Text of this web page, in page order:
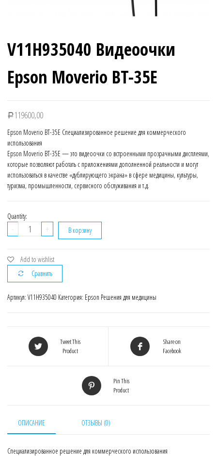
V11H935040 Видеоочки
Epson Moverio BT-35E
Р 119600,00
Epson Moverio BT-35E Специализированное решение для коммерческого
использования
Epson Moverio BT-35E — это видеоочки со встроенными прозрачными дисплеями,
которые позволяют работать с приложениями дополненной реальности и могут
использоваться в качестве «дублирующего экрана» в сфере медицины, культуры,
туризма, промышленности, сервисного обслуживания и т.д.
Quantity:
-
Количество
V11H935040
Epson
Moverio
BT-
+ В корзину
Add to wishlist
Сравнить
Артикул: V11H935040 Категория: Epson Решения для медицины
Tweet This
Product
Share on
Facebook
Pin This
Product
ОПИСАНИЕ ОТЗЫВЫ (0)
Специализированное решение для коммерческого использования